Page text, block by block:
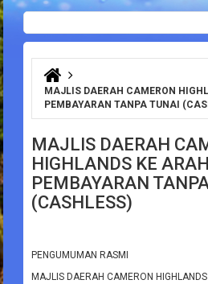
Search form
You are here
MAJLIS DAERAH CAMERON
PEMBAYARAN TANPA TUNAI
MAJLIS DAERAH
HIGHLANDS KE ARAH
PEMBAYARAN
(CASHLESS)
PENGUMUMAN RASMI
MAJLIS DAERAH CAMERON